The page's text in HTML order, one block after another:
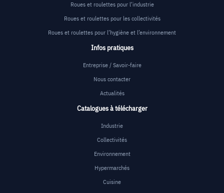
Roues et roulettes pour l’industrie
Roues et roulettes pour les collectivités
Roues et roulettes pour l’hygiène et l’environnement
Infos pratiques
Entreprise / Savoir-faire
Nous contacter
Actualités
Catalogues à télécharger
Industrie
Collectivités
Environnement
Hypermarchés
Cuisine